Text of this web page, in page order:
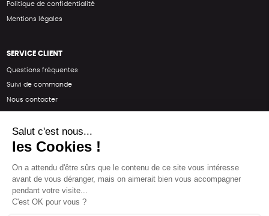
Politique de confidentialité
Mentions légales
SERVICE CLIENT
Questions fréquentes
Suivi de commande
Nous contacter
SUIVEZ-NOUS